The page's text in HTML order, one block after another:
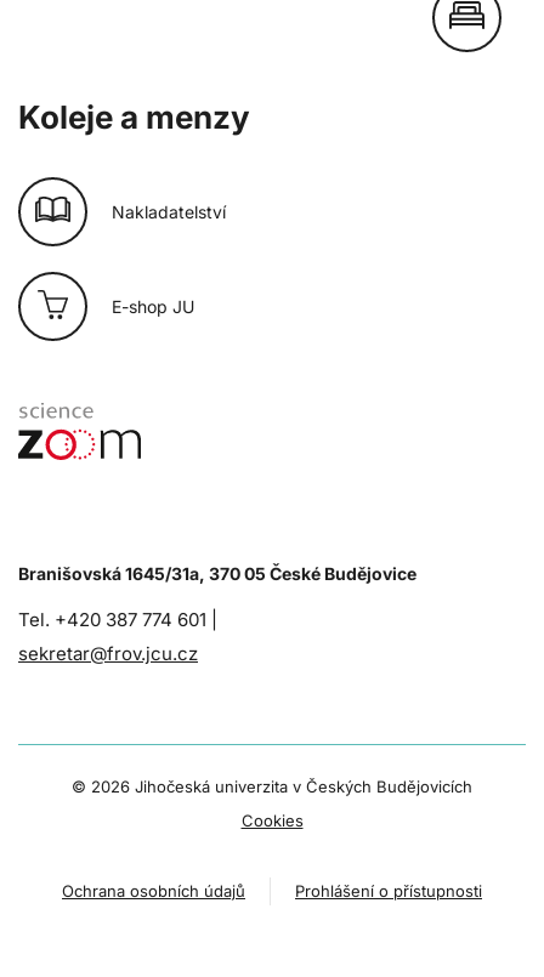
Koleje a menzy
Nakladatelství
E-shop JU
Branišovská 1645/31a, 370 05 České Budějovice
Tel. +420 387 774 601 |
sekretar@frov.jcu.cz
© 2026 Jihočeská univerzita v Českých Budějovicích
Cookies
Ochrana osobních údajů Prohlášení o přístupnosti